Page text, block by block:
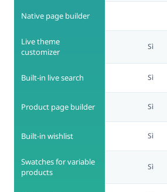
Native page builder
Live theme
customizer
Sì
Built-in live search Sì
Product page builder Sì
Built-in wishlist Sì
Swatches for variable
products
Sì